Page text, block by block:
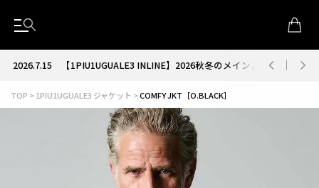
2026.7.15【1PIU1UGUALE3 INLINE】2026秋冬のメインコレクションが
TOP 1PIU1UGUALE3 ジャケット COMFY JKT［O.BLACK］